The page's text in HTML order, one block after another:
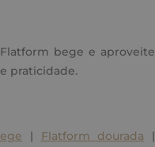
bege e aproveite
praticidade.
| Flatform dourada |